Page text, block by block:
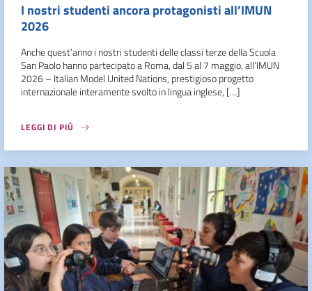
I nostri studenti ancora protagonisti all’IMUN
2026
Anche quest’anno i nostri studenti delle classi terze della Scuola
San Paolo hanno partecipato a Roma, dal 5 al 7 maggio, all’IMUN
2026 – Italian Model United Nations, prestigioso progetto
internazionale interamente svolto in lingua inglese, […]
LEGGI DI PIÙ